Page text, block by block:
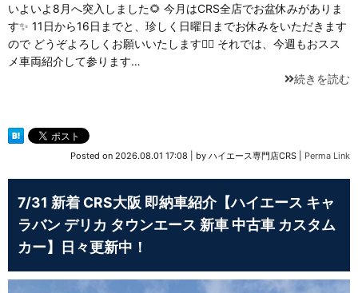
いよいよ8月へ突入しました🌻 今月はCRS全店でお盆休みがありま
す✨ 11日から16日までと、珍しく日曜日までお休みをいただきます
ので どうぞよろしくお願いいたします💁‍♂️ それでは、今週もおスス
メ車両紹介して参ります…
続きを読む
Posted on 2026.08.01 17:08 by ハイエース専門店CRS Perma Link
7/31 新着 CRS大阪 即納車紹介【ハイエース キャ
ラバン デリカ タウンエース 新車 中古車 カスタム
カー】日々更新中！